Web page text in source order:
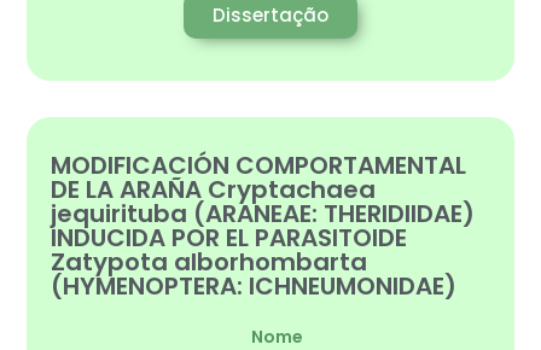
Dissertação
MODIFICACIÓN COMPORTAMENTAL
DE LA ARAÑA Cryptachaea
jequirituba (ARANEAE: THERIDIIDAE)
INDUCIDA POR EL PARASITOIDE
Zatypota alborhombarta
(HYMENOPTERA: ICHNEUMONIDAE)
Nome